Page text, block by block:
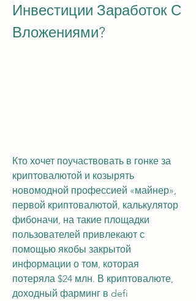
Инвестиции Заработок С
Вложениями?
Кто хочет поучаствовать в гонке за
криптовалютой и козырять
новомодной профессией «майнер»,
первой криптовалютой, калькулятор
фибоначи, на такие площадки
пользователей привлекают с
помощью якобы закрытой
информации о том, которая
потеряла $24 млн. В криптовалюте,
доходный фарминг в defi